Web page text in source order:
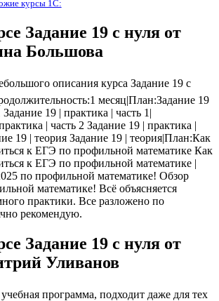
курсы 1С:
Задание 19 с нуля от
Большова
описания курса Задание 19 с
месяц|План:Задание 19
Задание 19 | практика | часть 1|
| часть 2 Задание 19 | практика |
19 | теория Задание 19 | теория|План:Как
к ЕГЭ по профильной математике Как
к ЕГЭ по профильной математике |
по профильной математике! Обзор
математике! Всё объясняется
практики. Все разложено по
рекомендую.
Задание 19 с нуля от
Уливанов
учебная программа, подходит даже для тех